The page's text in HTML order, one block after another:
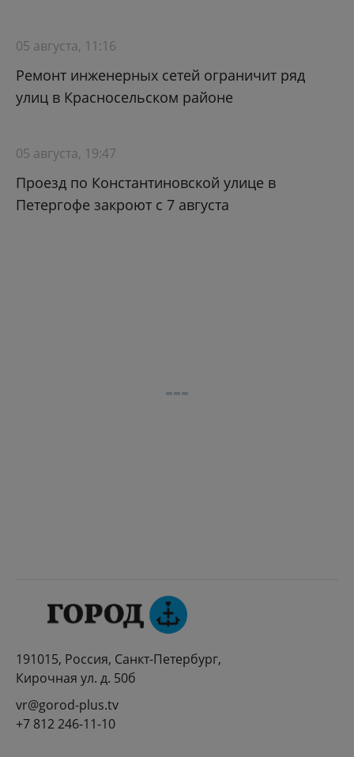
05 августа, 11:16
Ремонт инженерных сетей ограничит ряд
улиц в Красносельском районе
05 августа, 19:47
Проезд по Константиновской улице в
Петергофе закроют с 7 августа
191015, Россия, Санкт-Петербург,
Кирочная ул. д. 50б
vr@gorod-plus.tv
+7 812 246-11-10